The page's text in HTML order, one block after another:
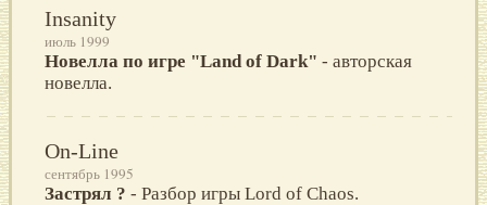
Insanity
июль 1999
Новелла по игре "Land of Dark" - авторская
новелла.
On-Line
сентябрь 1995
Застрял ? - Разбор игры Lord of Chaos.